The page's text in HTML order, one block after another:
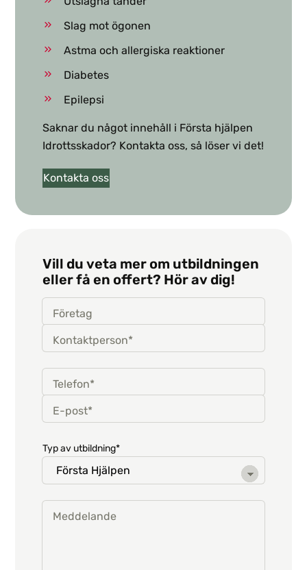
Slag mot ögonen
Astma och allergiska reaktioner
Diabetes
Epilepsi
Saknar du något innehåll i Första hjälpen
Idrottsskador? Kontakta oss, så löser vi det!
Kontakta oss
Vill du veta mer om utbildningen
eller få en offert? Hör av dig!
Företag
Kontaktperson*
Telefon*
E-post*
Typ av utbildning*
Meddelande